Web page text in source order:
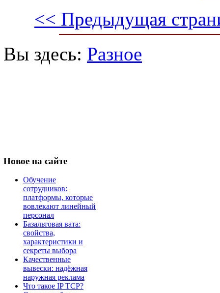
<< Предыдущая
Вы здесь: Разное
Новое на сайте
Обучение
сотрудников:
платформы, которые
вовлекают линейный
персонал
Базальтовая вата:
свойства,
характеристики и
секреты выбора
Качественные
вывески: надёжная
наружная реклама
Что такое IP TCP?